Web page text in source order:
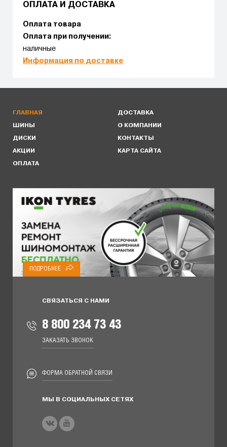
ОПЛАТА И ДОСТАВКА
Оплата товара
Оплата при получении:
наличные
Информация по доставке
ГЛАВНАЯ
ШИНЫ
ДИСКИ
АКЦИИ
ОПЛАТА
ДОСТАВКА
О КОМПАНИИ
КОНТАКТЫ
КАРТА САЙТА
ПОДРОБНЕЕ
СВЯЗАТЬСЯ С НАМИ
8 800 234 73 43
ЗАКАЗАТЬ ЗВОНОК
ФОРМА ОБРАТНОЙ СВЯЗИ
МЫ В СОЦИАЛЬНЫХ СЕТЯХ